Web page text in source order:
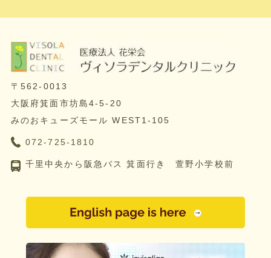
〒562-0013
大阪府箕面市坊島4-5-20
みのおキューズモール WEST1-105
072-725-1810
千里中央から阪急バス 箕面行き 萱野小学校前